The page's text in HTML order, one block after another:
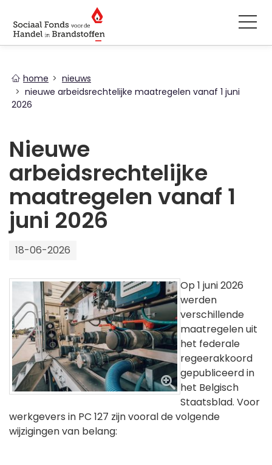
are
here
home
nieuws
nieuwe arbeidsrechtelijke maatregelen vanaf 1 juni
2026
Nieuwe
arbeidsrechtelijke
maatregelen vanaf 1
juni 2026
18-06-2026
Op 1 juni 2026
werden
verschillende
maatregelen uit
het federale
regeerakkoord
gepubliceerd in
het Belgisch
Staatsblad. Voor
werkgevers in PC 127 zijn vooral de volgende
wijzigingen van belang: